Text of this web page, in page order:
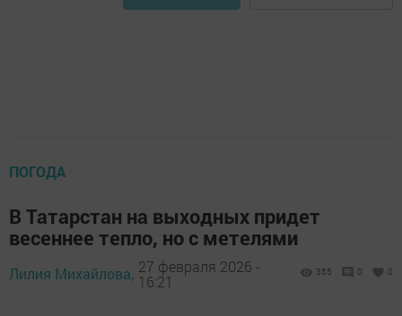
ПОГОДА
В Татарстан на выходных придет
весеннее тепло, но с метелями
Лилия Михайлова, 27 февраля 2026 -
16:21
355 0 0